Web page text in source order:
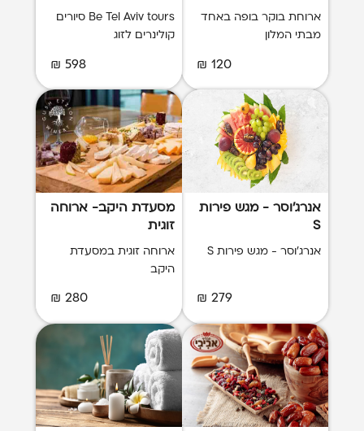
ארוחת בוקר בופה באחד
מבתי המלון
120 ₪
Be Tel Aviv tours סיורים
קולינרים לזוג
598 ₪
אנרג'וסר - מגש פירות
S
אנרג'וסר - מגש פירות S
279 ₪
מסעדת היקב- ארוחה
זוגית
ארוחה זוגית במסעדת
היקב
280 ₪